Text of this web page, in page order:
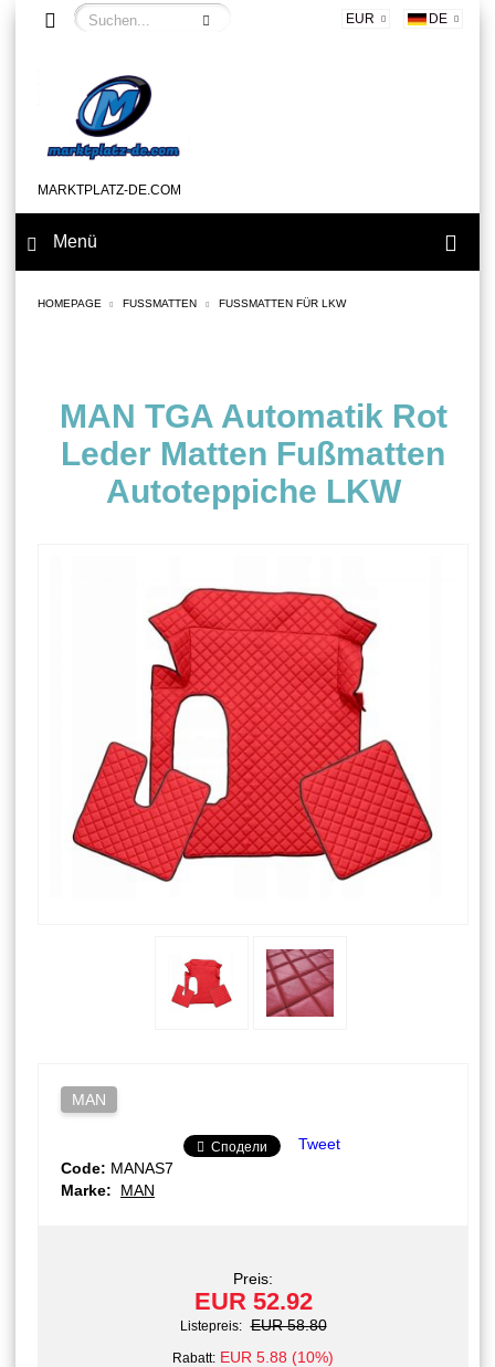
EUR DE
MARKTPLATZ-DE.COM
Menü
HOMEPAGE FUSSMATTEN FUSSMATTEN FÜR LKW
MAN TGA Automatik Rot
Leder Matten Fußmatten
Autoteppiche LKW
MAN
Сподели
Tweet
Code: MANAS7
Marke:
MAN
Preis:
EUR 52.92
Listepreis: EUR 58.80
Rabatt: EUR 5.88 (10%)